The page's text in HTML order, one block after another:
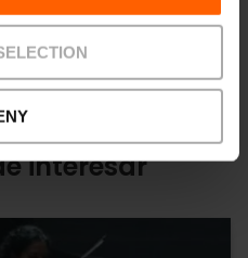
interesar